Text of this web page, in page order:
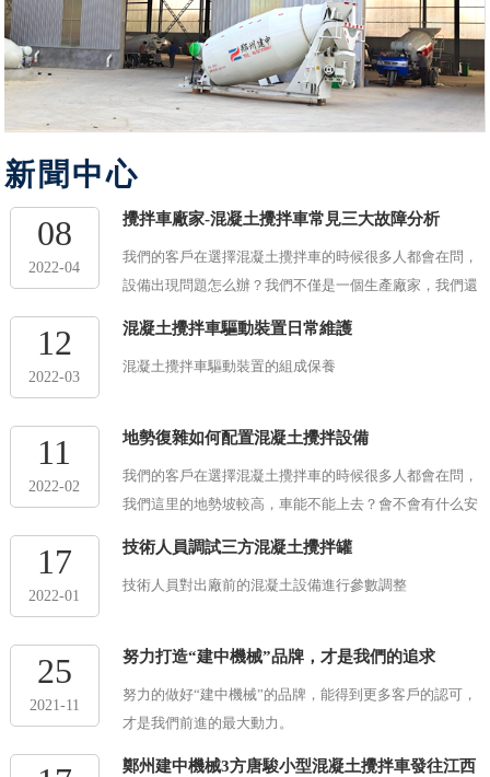
新聞中心
08
2022-04
攪拌車廠家-混凝土攪拌車常見三大故障分析
我們的客戶在選擇混凝土攪拌車的時候很多人都會在問，
設備出現問題怎么辦？我們不僅是一個生產廠家，我們還
對...
12
2022-03
混凝土攪拌車驅動裝置日常維護
混凝土攪拌車驅動裝置的組成保養
11
2022-02
地勢復雜如何配置混凝土攪拌設備
我們的客戶在選擇混凝土攪拌車的時候很多人都會在問，
我們這里的地勢坡較高，車能不能上去？會不會有什么安
后服務，在選擇我們的產品，我們通常會...
17
2022-01
技術人員調試三方混凝土攪拌罐
技術人員對出廠前的混凝土設備進行參數調整
25
2021-11
努力打造“建中機械”品牌，才是我們的追求
努力的做好“建中機械”的品牌，能得到更多客戶的認可，
才是我們前進的最大動力。
鄭州建中機械3方唐駿小型混凝土攪拌車發往江西